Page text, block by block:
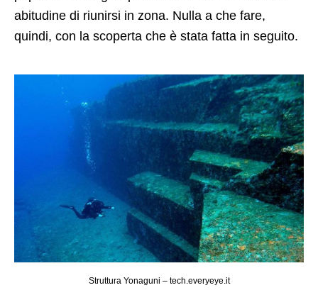
abitudine di riunirsi in zona. Nulla a che fare,
quindi, con la scoperta che è stata fatta in seguito.
Struttura Yonaguni – tech.everyeye.it